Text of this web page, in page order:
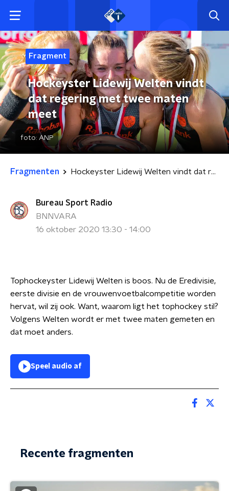
Fragment
Hockeyster Lidewij Welten vindt
dat regering met twee maten
meet
foto: ANP
Fragmenten Hockeyster Lidewij Welten vindt dat regering met twee maten meet
Bureau Sport Radio
BNNVARA
16 oktober 2020 13:30 - 14:00
Tophockeyster Lidewij Welten is boos. Nu de Eredivisie,
eerste divisie en de vrouwenvoetbalcompetitie worden
hervat, wil zij ook. Want, waarom ligt het tophockey stil?
Volgens Welten wordt er met twee maten gemeten en
dat moet anders.
Speel audio af
Recente fragmenten